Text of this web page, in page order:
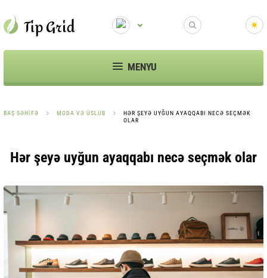
MENYU
BAŞ SƏHIFƏ MODA VƏ ÜSLUB
HƏR ŞEYƏ UYĞUN AYAQQABI NECƏ SEÇMƏK
OLAR
Hər şeyə uyğun ayaqqabı necə seçmək olar